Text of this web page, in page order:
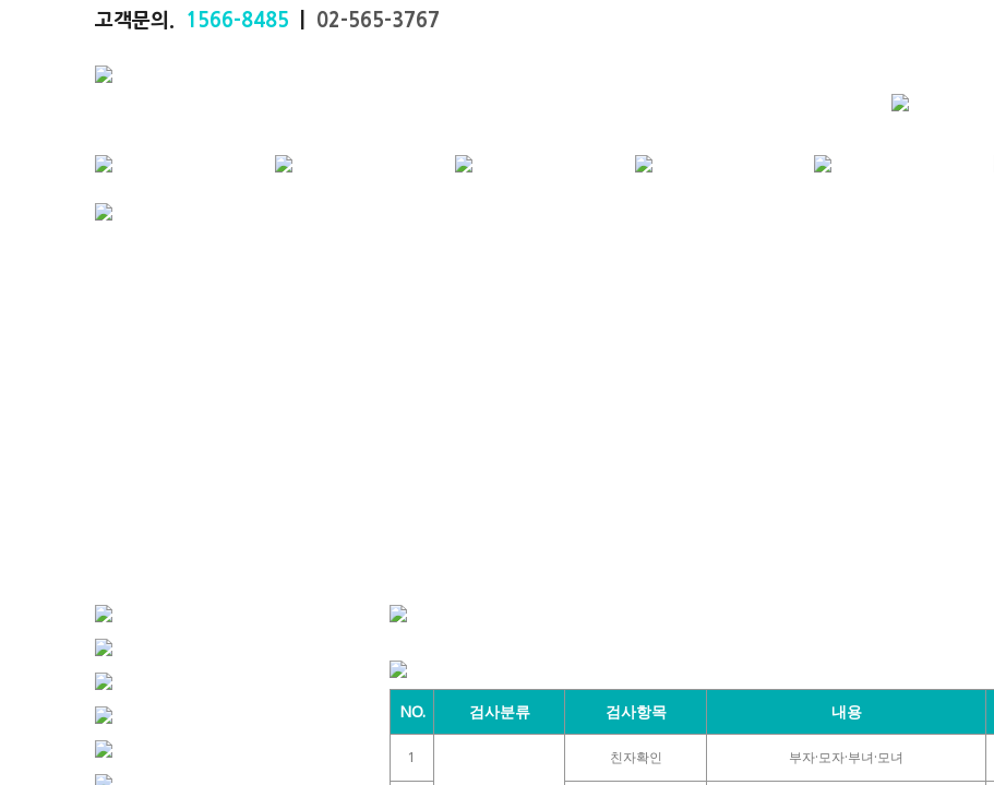
고객문의. 1566-8485 02-565-3767
NO. 검사분류 검사항목 내용
1 친자확인 부자·모자·부녀·모녀